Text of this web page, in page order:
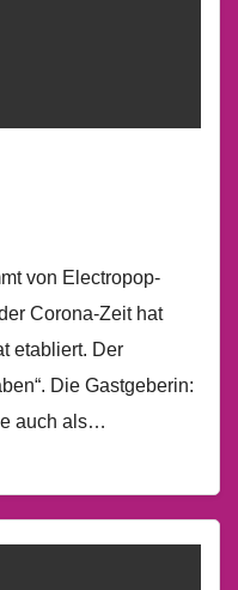
von Electropop-
Corona-Zeit hat
etabliert. Der
Die Gastgeberin:
auch als…